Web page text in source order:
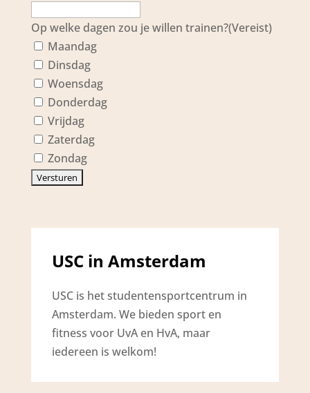
Op welke dagen zou je willen trainen?(Vereist)
Maandag
Dinsdag
Woensdag
Donderdag
Vrijdag
Zaterdag
Zondag
USC in Amsterdam
USC is het studentensportcentrum in
Amsterdam. We bieden sport en
fitness voor UvA en HvA, maar
iedereen is welkom!